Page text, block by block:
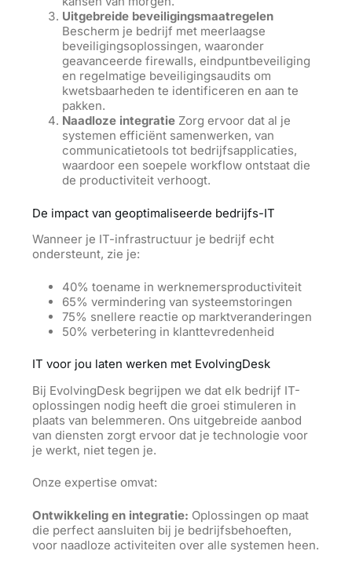
Uitgebreide beveiligingsmaatregelen
Bescherm je bedrijf met meerlaagse
beveiligingsoplossingen, waaronder
geavanceerde firewalls, eindpuntbeveiliging
en regelmatige beveiligingsaudits om
kwetsbaarheden te identificeren en aan te
pakken.
Naadloze integratieZorg ervoor dat al je
systemen efficiënt samenwerken, van
communicatietools tot bedrijfsapplicaties,
waardoor een soepele workflow ontstaat die
de productiviteit verhoogt.
De impact van geoptimaliseerde bedrijfs-IT
Wanneer je IT-infrastructuur je bedrijf echt
ondersteunt, zie je:
40% toename in werknemersproductiviteit
65% vermindering van systeemstoringen
75% snellere reactie op marktveranderingen
50% verbetering in klanttevredenheid
IT voor jou laten werken met EvolvingDesk
Bij EvolvingDesk begrijpen we dat elk bedrijf IT-
oplossingen nodig heeft die groei stimuleren in
plaats van belemmeren. Ons uitgebreide aanbod
van diensten zorgt ervoor dat je technologie voor
je werkt, niet tegen je.
Onze expertise omvat:
Ontwikkeling en integratie: Oplossingen op maat
die perfect aansluiten bij je bedrijfsbehoeften,
voor naadloze activiteiten over alle systemen heen.